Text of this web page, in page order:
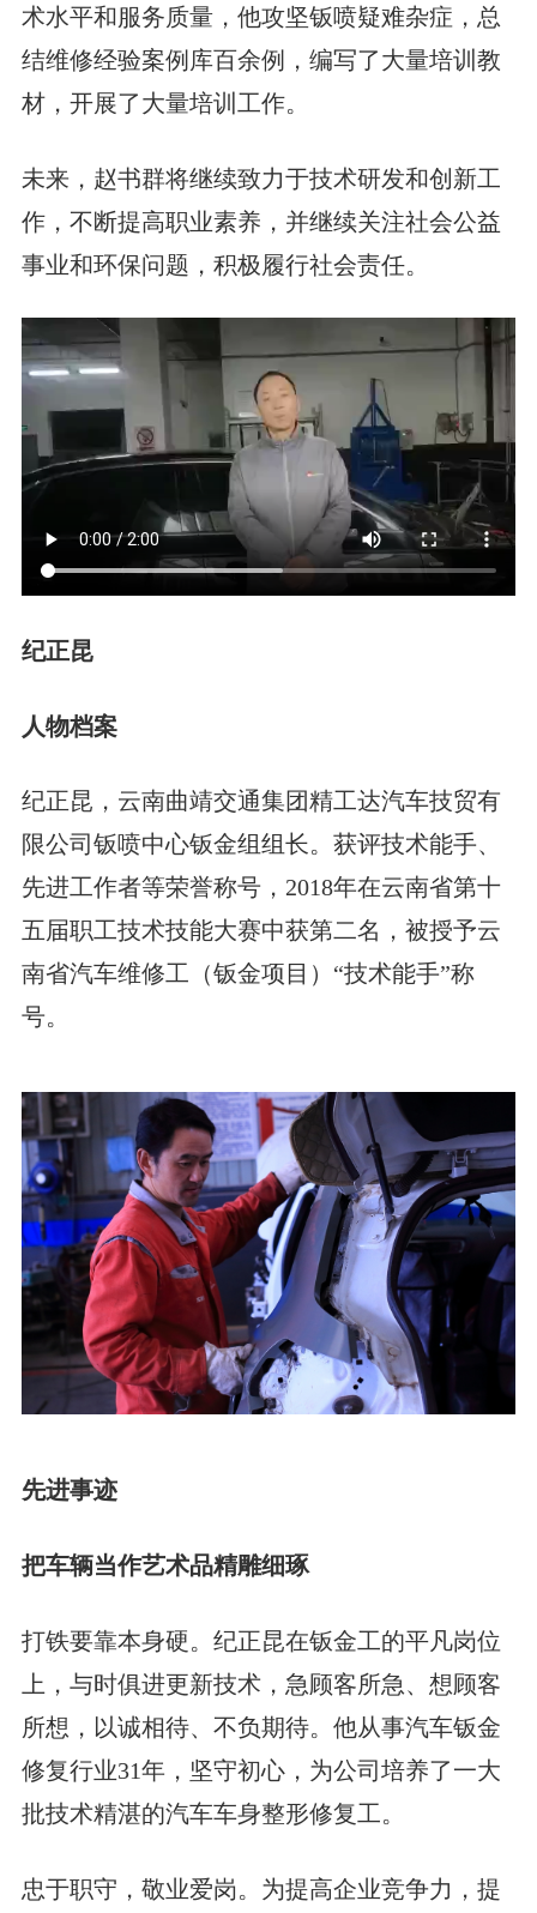
术水平和服务质量，他攻坚钣喷疑难杂症，总
结维修经验案例库百余例，编写了大量培训教
材，开展了大量培训工作。
未来，赵书群将继续致力于技术研发和创新工
作，不断提高职业素养，并继续关注社会公益
事业和环保问题，积极履行社会责任。
纪正昆
人物档案
纪正昆，云南曲靖交通集团精工达汽车技贸有
限公司钣喷中心钣金组组长。获评技术能手、
先进工作者等荣誉称号，2018年在云南省第十
五届职工技术技能大赛中获第二名，被授予云
南省汽车维修工（钣金项目）“技术能手”称
号。
先进事迹
把车辆当作艺术品精雕细琢
打铁要靠本身硬。纪正昆在钣金工的平凡岗位
上，与时俱进更新技术，急顾客所急、想顾客
所想，以诚相待、不负期待。他从事汽车钣金
修复行业31年，坚守初心，为公司培养了一大
批技术精湛的汽车车身整形修复工。
忠于职守，敬业爱岗。为提高企业竞争力，提